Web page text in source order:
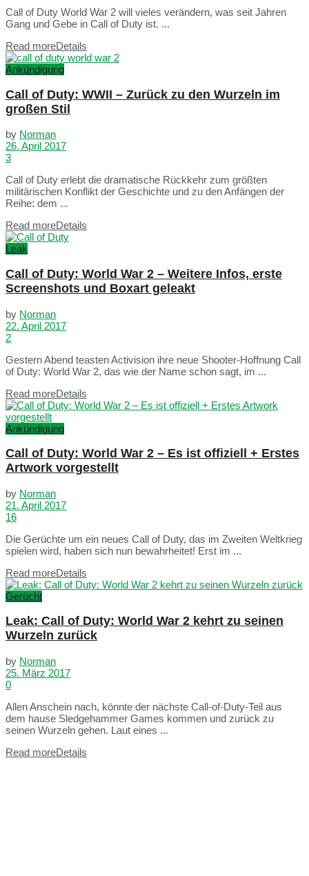
Call of Duty World War 2 will vieles verändern, was seit Jahren
Gang und Gebe in Call of Duty ist. ...
Read moreDetails
Ankündigung
Call of Duty: WWII – Zurück zu den Wurzeln im
großen Stil
by Norman
26. April 2017
3
Call of Duty erlebt die dramatische Rückkehr zum größten
militärischen Konflikt der Geschichte und zu den Anfängen der
Reihe: dem ...
Read moreDetails
Leak
Call of Duty: World War 2 – Weitere Infos, erste
Screenshots und Boxart geleakt
by Norman
22. April 2017
2
Gestern Abend teasten Activision ihre neue Shooter-Hoffnung Call
of Duty: World War 2, das wie der Name schon sagt, im ...
Read moreDetails
Ankündigung
Call of Duty: World War 2 – Es ist offiziell + Erstes
Artwork vorgestellt
by Norman
21. April 2017
16
Die Gerüchte um ein neues Call of Duty, das im Zweiten Weltkrieg
spielen wird, haben sich nun bewahrheitet! Erst im ...
Read moreDetails
Gerücht
Leak: Call of Duty: World War 2 kehrt zu seinen
Wurzeln zurück
by Norman
25. März 2017
0
Allen Anschein nach, könnte der nächste Call-of-Duty-Teil aus
dem hause Sledgehammer Games kommen und zurück zu
seinen Wurzeln gehen. Laut eines ...
Read moreDetails